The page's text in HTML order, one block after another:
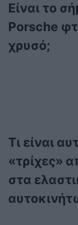
Είναι το
Porsche
χρυσό;
Τι είναι
«τρίχες»
στα